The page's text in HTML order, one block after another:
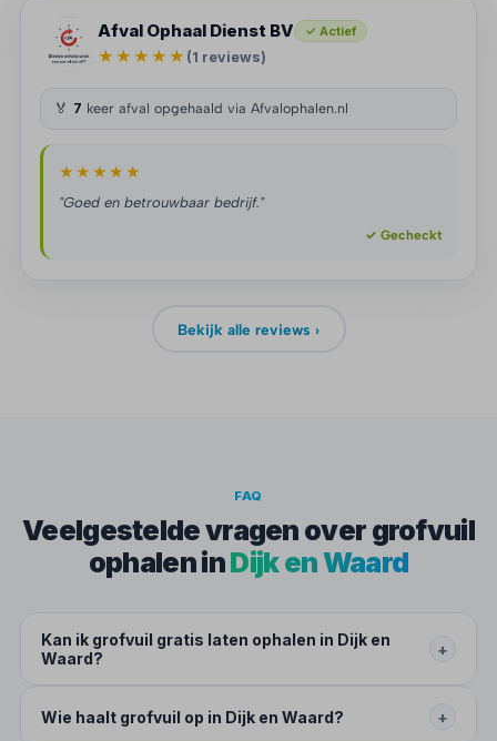
Afval Ophaal Dienst BV ✓ Actief
★★★★★ (1 reviews)
🏅 7 keer afval opgehaald via Afvalophalen.nl
★★★★★
"Goed en betrouwbaar bedrijf."
✓ Gecheckt
Bekijk alle reviews ›
FAQ
Veelgestelde vragen over grofvuil
ophalen inDijk en Waard
Kan ik grofvuil gratis laten ophalen in Dijk en
Waard?
+
Wie haalt grofvuil op in Dijk en Waard? +